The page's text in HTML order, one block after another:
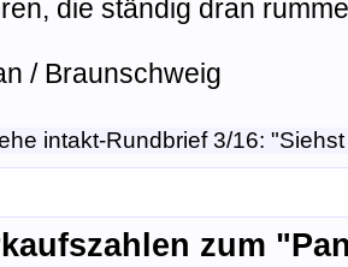
die ständig dran
/ Braunschweig
intakt-Rundbrief 3/16:
zum